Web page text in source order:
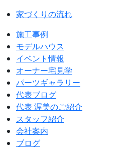
家づくりの流れ
施工事例
モデルハウス
イベント情報
オーナー宅見学
パーツギャラリー
代表ブログ
代表 渥美のご紹介
スタッフ紹介
会社案内
ブログ